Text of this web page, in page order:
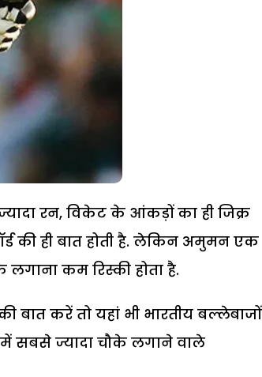
रन, विकेट के आंकड़ों का ही जिक्र
की ही बात होती है. लेकिन अमुमन एक
कम रिस्की होता है.
करें तो यहां भी भारतीय बल्लेबाजों
सबसे ज्यादा चौके लगाने वाले